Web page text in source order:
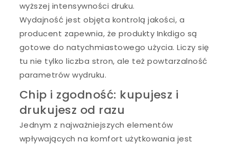
wyższej intensywności druku.
Wydajność jest objęta kontrolą jakości, a
producent zapewnia, że produkty Inkdigo są
gotowe do natychmiastowego użycia. Liczy się
tu nie tylko liczba stron, ale też powtarzalność
parametrów wydruku.
Chip i zgodność: kupujesz i
drukujesz od razu
Jednym z najważniejszych elementów
wpływających na komfort użytkowania jest